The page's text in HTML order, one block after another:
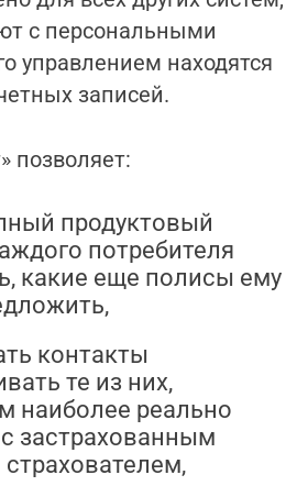
с персональными
управлением находятся
записей.
позволяет:
продуктовый
потребителя
какие еще полисы ему
контакты
те из них,
наиболее реально
застрахованным